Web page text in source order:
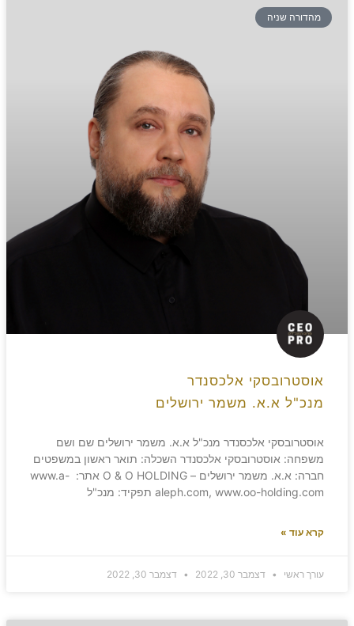
מהדורה שניה
אוסטרובסקי אלכסנדר
מנכ"ל א.א. משמר ירושלים
אוסטרובסקי אלכסנדר מנכ"ל א.א. משמר ירושלים שם ושם
משפחה: אוסטרובסקי אלכסנדר השכלה: תואר ראשון במשפטים
חברה: א.א. משמר ירושלים – O & O HOLDING אתר: www.a-
aleph.com, www.oo-holding.com תפקיד: מנכ"ל
קרא עוד »
עורך ראשי דצמבר 30, 2022 דצמבר 30, 2022